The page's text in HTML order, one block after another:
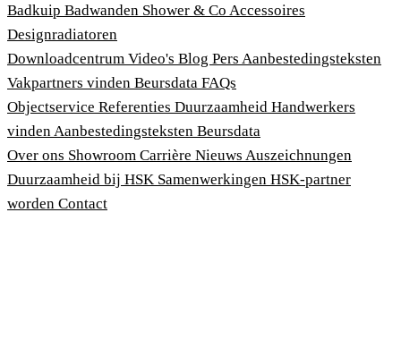
Badkuip Badwanden Shower & Co Accessoires
Designradiatoren
Downloadcentrum Video's Blog Pers Aanbestedingsteksten
Vakpartners vinden Beursdata FAQs
Objectservice Referenties Duurzaamheid Handwerkers
vindenAanbestedingsteksten Beursdata
Over ons Showroom Carrière Nieuws Auszeichnungen
Duurzaamheid bij HSK Samenwerkingen HSK-partner
worden Contact